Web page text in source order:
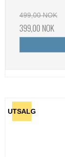
499,00 NOK
399,00 NOK
UTSALG